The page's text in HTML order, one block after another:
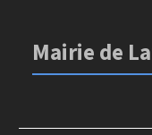
Mairie de